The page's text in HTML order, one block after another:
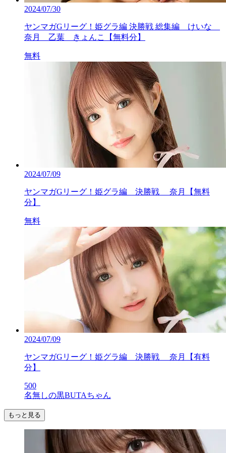
2024/07/30
ヤンマガGリーグ！姫グラ編 決勝戦 総集編 けいな
奈月 乙葉 きょんこ【無料分】
無料
2024/07/09
ヤンマガGリーグ！姫グラ編 決勝戦 奈月【無料
分】
無料
2024/07/09
ヤンマガGリーグ！姫グラ編 決勝戦 奈月【有料
分】
500
名無しの黒BUTAちゃん
もっと見る